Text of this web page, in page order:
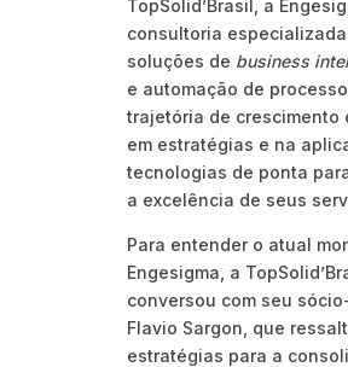
TopSolid’Brasil, a
consultoria
soluções de business
e automação de
trajetória de crescimento
em estratégias e na
tecnologias de ponta
a excelência de seus
Para entender o atual
Engesigma, a
conversou com seu
Flavio Sargon, que
estratégias para a